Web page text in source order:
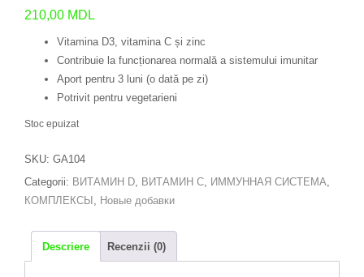
210,00 MDL
Vitamina D3, vitamina C și zinc
Contribuie la funcționarea normală a sistemului imunitar
Aport pentru 3 luni (o dată pe zi)
Potrivit pentru vegetarieni
Stoc epuizat
SKU: GA104
Categorii: ВИТАМИН D, ВИТАМИН С, ИММУННАЯ СИСТЕМА,
КОМПЛЕКСЫ , Новые добавки
Descriere Recenzii (0)